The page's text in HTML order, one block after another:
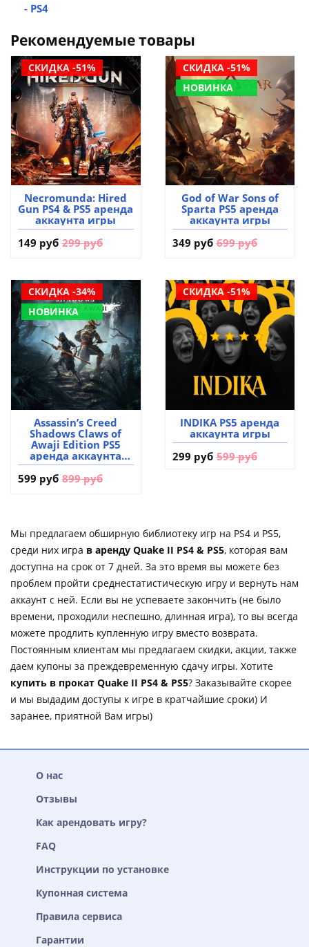
- PS4
Рекомендуемые товары
СКИДКА -51%
Necromunda: Hired
Gun PS4 & PS5 аренда
аккаунта игры
149 руб 299 руб
СКИДКА -51%
НОВИНКА
God of War Sons of
Sparta PS5 аренда
аккаунта игры
349 руб 699 руб
СКИДКА -34%
НОВИНКА
Assassin’s Creed
Shadows Claws of
Awaji Edition PS5
аренда аккаунта
игры
599 руб 899 руб
СКИДКА -51%
INDIKA PS5 аренда
аккаунта игры
299 руб 599 руб
Мы предлагаем обширную библиотеку игр на PS4 и PS5,
среди них игра в аренду Quake II PS4 & PS5, которая вам
доступна на срок от 7 дней. За это время вы можете без
проблем пройти среднестатистическую игру и вернуть нам
аккаунт с ней. Если вы не успеваете закончить (не было
времени, проходили неспешно, длинная игра), то вы всегда
можете продлить купленную игру вместо возврата.
Постоянным клиентам мы предлагаем скидки, акции, также
даем купоны за преждевременную сдачу игры. Хотите
купить в прокат Quake II PS4 & PS5? Заказывайте скорее
и мы выдадим доступы к игре в кратчайшие сроки) И
заранее, приятной Вам игры)
О нас
Отзывы
Как арендовать игру?
FAQ
Инструкции по установке
Купонная система
Правила сервиса
Гарантии